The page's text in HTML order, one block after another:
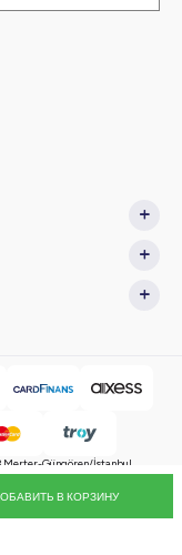
В КОРЗИНУ
Merter-Güngören/İstanbul